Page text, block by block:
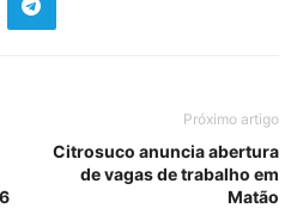
Próximo artigo
Citrosuco anuncia abertura
de vagas de trabalho em
Matão